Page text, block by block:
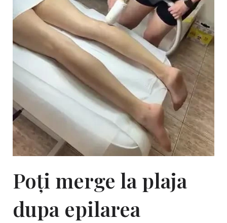
Poți merge la plaja
dupa epilarea